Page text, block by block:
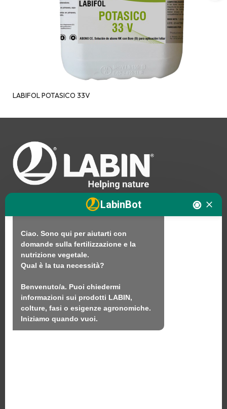
LABIFOL POTASICO 33V
Noi
Prodotti
Contatto
LABIN PRODUCTS S.L.
LabinBot
Ciao. Sono LABINbot, l'assistente
tecnico di nutrizione vegetale di
In cosa posso aiutarti?
Ciao. Sono qui per aiutarti con
domande sulla fertilizzazione e la
nutrizione vegetale.
Qual è la tua necessità?
Benvenuto/a. Puoi chiedermi
informazioni sui prodotti LABIN,
colture, fasi o esigenze agronomiche.
Iniziamo quando vuoi.